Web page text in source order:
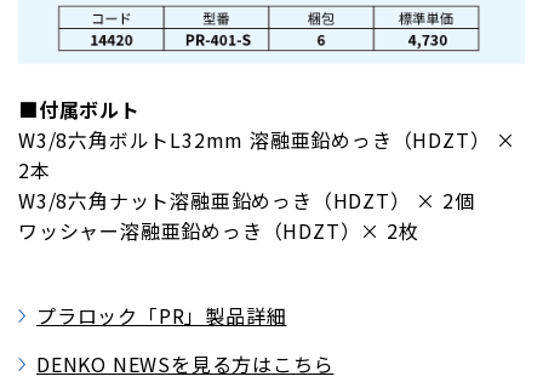
■付属ボルト
W3/8六角ボルトL32mm 溶融亜鉛めっき（HDZT） ×
2本
W3/8六角ナット溶融亜鉛めっき（HDZT） × 2個
ワッシャー溶融亜鉛めっき（HDZT）× 2枚
プラロック「PR」製品詳細
DENKO NEWSを見る方はこちら